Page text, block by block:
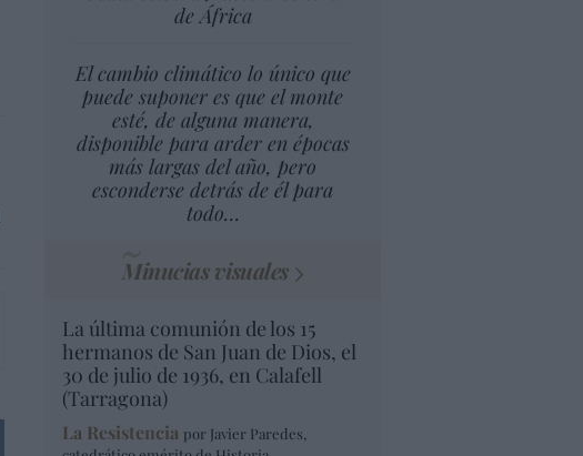
de África
El cambio climático lo único que
puede suponer es que el monte
esté, de alguna manera,
disponible para arder en épocas
más largas del año, pero
esconderse detrás de él para
todo…
Minucias visuales
La última comunión de los 15
hermanos de San Juan de Dios, el
30 de julio de 1936, en Calafell
(Tarragona)
La Resistencia por Javier Paredes,